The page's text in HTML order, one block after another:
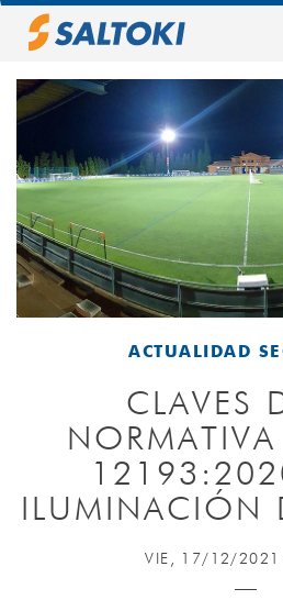
Pasar
principal
ACTUALIDAD
CLAVES
ILUMINACIÓN
VIE, 17/12/